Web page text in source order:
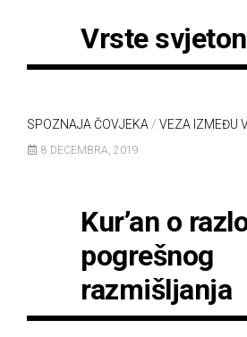
Vrste
SPOZNAJA ČOVJEKA / VEZA IZMEĐU
8 DECEMBRA, 2019
Kur’an o
pogrešnog
razmišljanja